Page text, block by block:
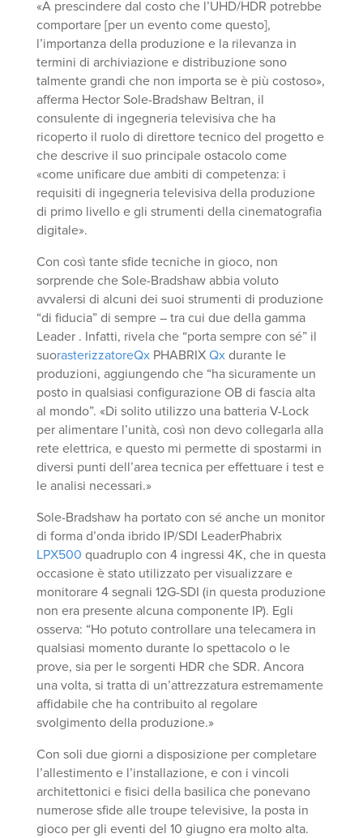
«A prescindere dal costo che l’UHD/HDR potrebbe
comportare [per un evento come questo],
l’importanza della produzione e la rilevanza in
termini di archiviazione e distribuzione sono
talmente grandi che non importa se è più costoso»,
afferma Hector Sole-Bradshaw Beltran, il
consulente di ingegneria televisiva che ha
ricoperto il ruolo di direttore tecnico del progetto e
che descrive il suo principale ostacolo come
«come unificare due ambiti di competenza: i
requisiti di ingegneria televisiva della produzione
di primo livello e gli strumenti della cinematografia
digitale».
Con così tante sfide tecniche in gioco, non
sorprende che Sole-Bradshaw abbia voluto
avvalersi di alcuni dei suoi strumenti di produzione
“di fiducia” di sempre – tra cui due della gamma
Leader . Infatti, rivela che “porta sempre con sé” il
suorasterizzatoreQx PHABRIX Qx durante le
produzioni, aggiungendo che “ha sicuramente un
posto in qualsiasi configurazione OB di fascia alta
al mondo”. «Di solito utilizzo una batteria V-Lock
per alimentare l’unità, così non devo collegarla alla
rete elettrica, e questo mi permette di spostarmi in
diversi punti dell’area tecnica per effettuare i test e
le analisi necessari.»
Sole-Bradshaw ha portato con sé anche un monitor
di forma d’onda ibrido IP/SDI LeaderPhabrix
LPX500 quadruplo con 4 ingressi 4K, che in questa
occasione è stato utilizzato per visualizzare e
monitorare 4 segnali 12G-SDI (in questa produzione
non era presente alcuna componente IP). Egli
osserva: “Ho potuto controllare una telecamera in
qualsiasi momento durante lo spettacolo o le
prove, sia per le sorgenti HDR che SDR. Ancora
una volta, si tratta di un’attrezzatura estremamente
affidabile che ha contribuito al regolare
svolgimento della produzione.»
Con soli due giorni a disposizione per completare
l’allestimento e l’installazione, e con i vincoli
architettonici e fisici della basilica che ponevano
numerose sfide alle troupe televisive, la posta in
gioco per gli eventi del 10 giugno era molto alta.